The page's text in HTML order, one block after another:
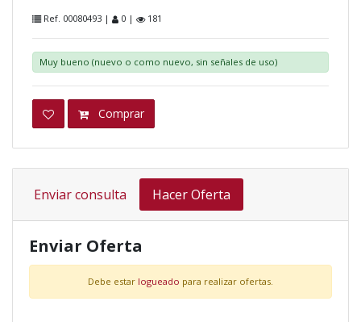
Ref. 00080493 | 0 | 181
Muy bueno (nuevo o como nuevo, sin señales de uso)
Comprar
Enviar consulta Hacer Oferta
Enviar Oferta
Debe estar logueado para realizar ofertas.